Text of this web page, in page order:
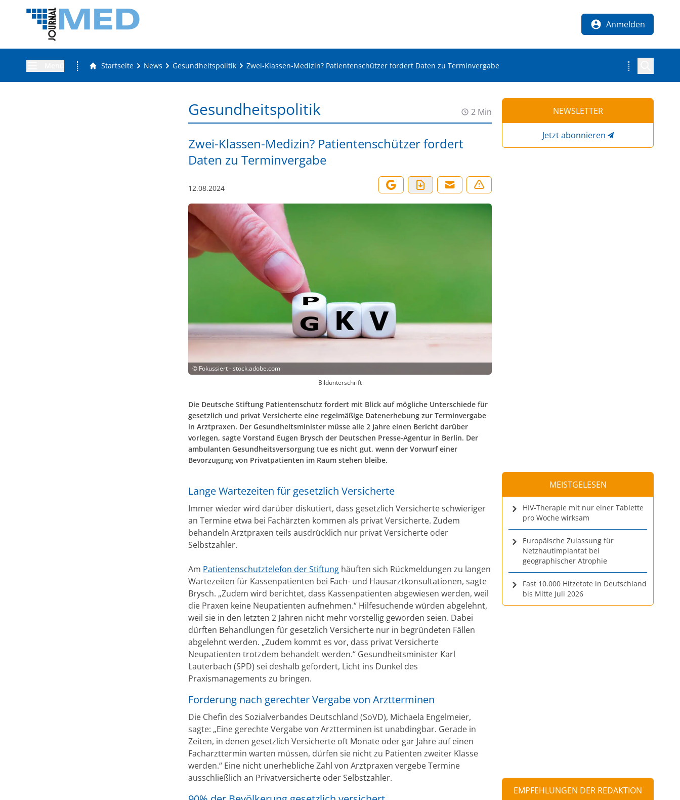
Anmelden
Startseite News Gesundheitspolitik Zwei-Klassen-Medizin? Patientenschützer fordert Daten zu Terminvergabe
Gesundheitspolitik 2 Min
Zwei-Klassen-Medizin? Patientenschützer fordert
Daten zu Terminvergabe
12.08.2024
© Fokussiert - stock.adobe.com
Bildunterschrift
Die Deutsche Stiftung Patientenschutz fordert mit Blick auf mögliche Unterschiede für
gesetzlich und privat Versicherte eine regelmäßige Datenerhebung zur Terminvergabe
in Arztpraxen. Der Gesundheitsminister müsse alle 2 Jahre einen Bericht darüber
vorlegen, sagte Vorstand Eugen Brysch der Deutschen Presse-Agentur in Berlin. Der
ambulanten Gesundheitsversorgung tue es nicht gut, wenn der Vorwurf einer
Bevorzugung von Privatpatienten im Raum stehen bleibe.
Lange Wartezeiten für gesetzlich Versicherte
Immer wieder wird darüber diskutiert, dass gesetzlich Versicherte schwieriger
an Termine etwa bei Fachärzten kommen als privat Versicherte. Zudem
behandeln Arztpraxen teils ausdrücklich nur privat Versicherte oder
Selbstzahler.
Am Patientenschutztelefon der Stiftung häuften sich Rückmeldungen zu langen
Wartezeiten für Kassenpatienten bei Fach- und Hausarztkonsultationen, sagte
Brysch. „Zudem wird berichtet, dass Kassenpatienten abgewiesen werden, weil
die Praxen keine Neupatienten aufnehmen.“ Hilfesuchende würden abgelehnt,
weil sie in den letzten 2 Jahren nicht mehr vorstellig geworden seien. Dabei
dürften Behandlungen für gesetzlich Versicherte nur in begründeten Fällen
abgelehnt werden. „Zudem kommt es vor, dass privat Versicherte
Neupatienten trotzdem behandelt werden.“ Gesundheitsminister Karl
Lauterbach (SPD) sei deshalb gefordert, Licht ins Dunkel des
Praxismanagements zu bringen.
Forderung nach gerechter Vergabe von Arztterminen
Die Chefin des Sozialverbandes Deutschland (SoVD), Michaela Engelmeier,
sagte: „Eine gerechte Vergabe von Arztterminen ist unabdingbar. Gerade in
Zeiten, in denen gesetzlich Versicherte oft Monate oder gar Jahre auf einen
Facharzttermin warten müssen, dürfen sie nicht zu Patienten zweiter Klasse
werden.“ Eine nicht unerhebliche Zahl von Arztpraxen vergebe Termine
ausschließlich an Privatversicherte oder Selbstzahler.
NEWSLETTER
Jetzt abonnieren
MEISTGELESEN
HIV-Therapie mit nur einer Tablette
pro Woche wirksam
Europäische Zulassung für
Netzhautimplantat bei
geographischer Atrophie
Fast 10.000 Hitzetote in Deutschland
bis Mitte Juli 2026
EMPFEHLUNGEN DER REDAKTION